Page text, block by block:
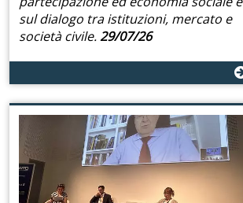
sul dialogo tra istituzioni, mercato e
società civile.29/07/26